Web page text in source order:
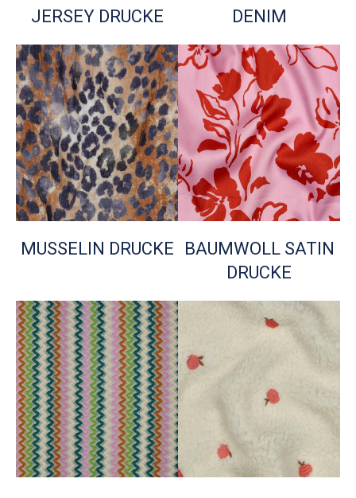
JERSEY DRUCKE DENIM
MUSSELIN DRUCKE
BAUMWOLL SATIN
DRUCKE